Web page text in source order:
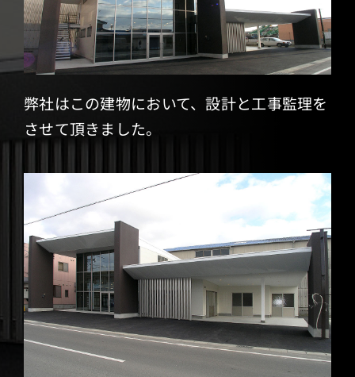
弊社はこの建物において、設計と工事監理を
させて頂きました。